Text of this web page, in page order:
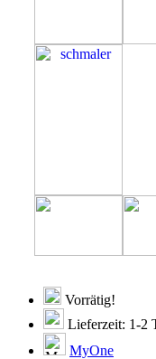
Vorrätig!
Lieferzeit: 1-2
MyOne